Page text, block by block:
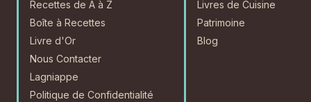
Recettes de A à Z
Boîte à Recettes
Livre d'Or
Nous Contacter
Lagniappe
Politique de Confidentialité
Livres de Cuisine
Patrimoine
Blog